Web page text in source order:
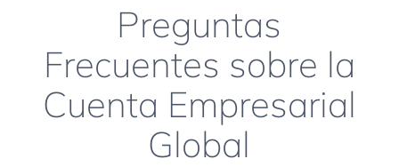
Preguntas
Frecuentes sobre la
Cuenta Empresarial
Global